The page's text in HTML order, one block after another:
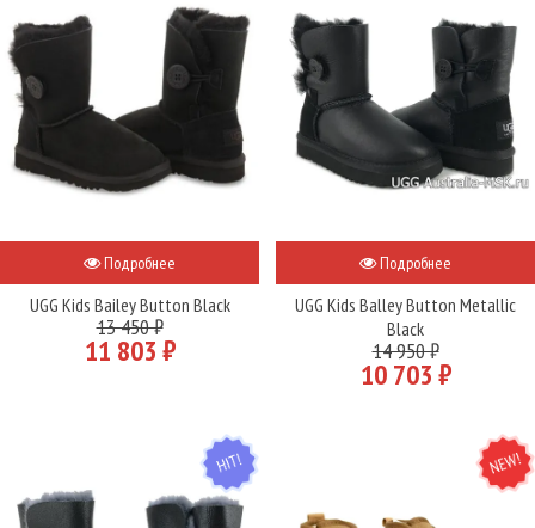
Подробнее
UGG Kids Bailey Button Black
13 450 ₽
11 803 ₽
Подробнее
UGG Kids Balley Button Metallic
Black
14 950 ₽
10 703 ₽
HIT NEW